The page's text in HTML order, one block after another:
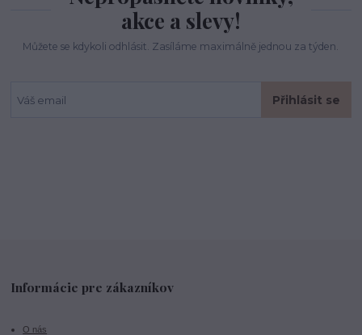
akce a slevy!
Můžete se kdykoli odhlásit. Zasíláme maximálně jednou za týden.
Přihlásit se
Informácie pre zákazníkov
O nás